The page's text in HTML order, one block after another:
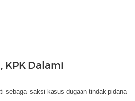
KPK Dalami
sebagai saksi kasus dugaan tindak pidana